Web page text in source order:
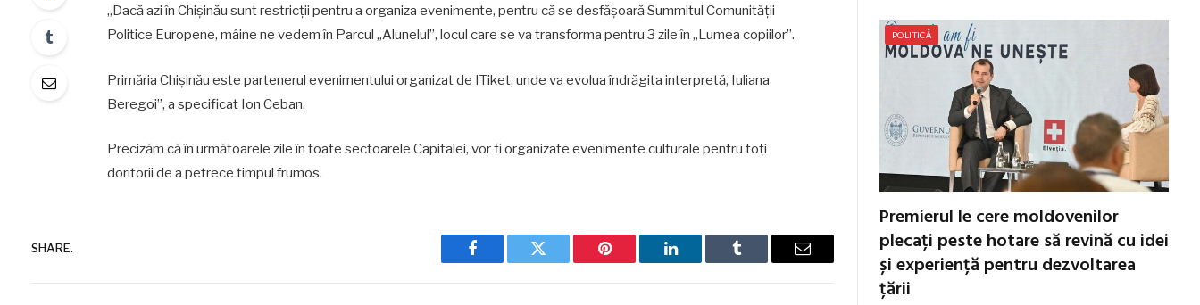
„Dacă azi în Chișinău sunt restricții pentru a organiza evenimente, pentru că se desfășoară Summitul Comunității
Politice Europene, mâine ne vedem în Parcul „Alunelul”, locul care se va transforma pentru 3 zile în „Lumea copiilor”.
Primăria Chișinău este partenerul evenimentului organizat de ITiket, unde va evolua îndrăgita interpretă, Iuliana
Beregoi”, a specificat Ion Ceban.
Precizăm că în următoarele zile în toate sectoarele Capitalei, vor fi organizate evenimente culturale pentru toți
doritorii de a petrece timpul frumos.
SHARE.
Facebook Twitter Pinterest LinkedIn Tumblr Email
POLITICĂ
Premierul le cere moldovenilor
plecați peste hotare să revină cu idei
și experiență pentru dezvoltarea
țării